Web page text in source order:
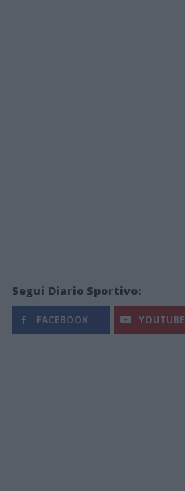
Segui Diario Sportivo:
FACEBOOK YOUTUBE